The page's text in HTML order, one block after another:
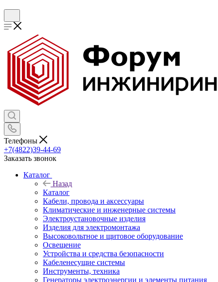
Телефоны
+7(4822)39-44-69
Заказать звонок
Каталог
Назад
Каталог
Кабели, провода и аксессуары
Климатические и инженерные системы
Электроустановочные изделия
Изделия для электромонтажа
Высоковольтное и щитовое оборудование
Освещение
Устройства и средства безопасности
Кабеленесущие системы
Инструменты, техника
Генераторы электроэнергии и элементы питания